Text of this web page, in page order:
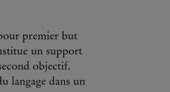
premier but
un support
objectif.
langage dans un